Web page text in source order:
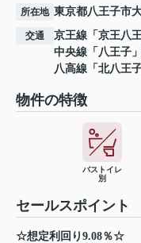
所在地 東京都八王子市
交通 京王線 「 京王八
中央線 「 八王子
八高線 「 北八王
物件の特徴
バストイレ
別
セールスポイント
☆想定利回り9.08％☆